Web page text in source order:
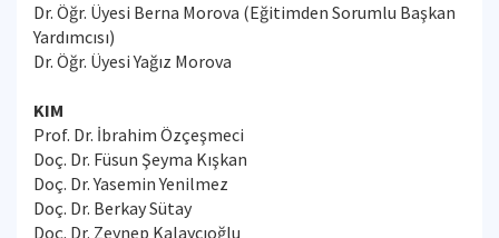
Dr. Öğr. Üyesi Berna Morova (Eğitimden Sorumlu Başkan
Yardımcısı)
Dr. Öğr. Üyesi Yağız Morova
KIM
Prof. Dr. İbrahim Özçeşmeci
Doç. Dr. Füsun Şeyma Kışkan
Doç. Dr. Yasemin Yenilmez
Doç. Dr. Berkay Sütay
Doç. Dr. Zeynep Kalaycıoğlu